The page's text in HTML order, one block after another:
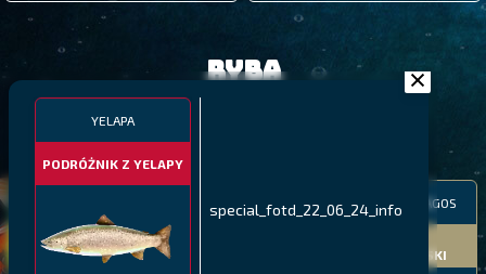
YELAPA
PODRÓŻNIK Z YELAPY
special_fotd_22_06_24_info
Ryba
PYSZCZAK ZACHODNI
PÓŁNOCNE FIORDY WYSPY GALAPAGOS
MEKSYKAŃSKI